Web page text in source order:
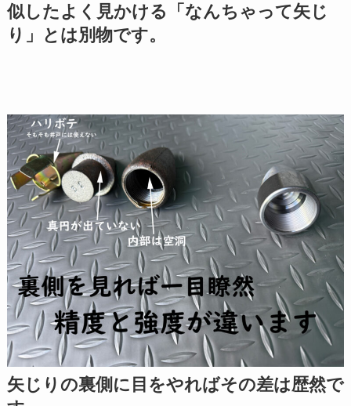
似したよく見かける「なんちゃって矢じ
り」とは別物です。
矢じりの裏側に目をやればその差は歴然で